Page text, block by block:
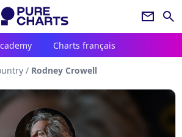
newsletter search
Charts français
/ Rodney Crowell